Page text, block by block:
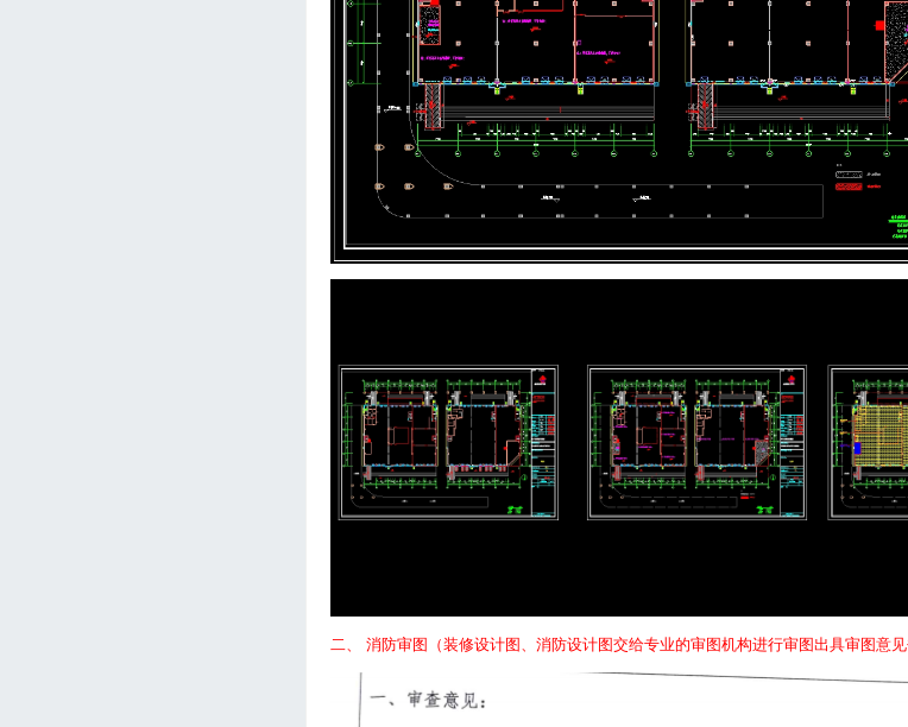
二、 消防审图（装修设计图、消防设计图交给专业的审图机构进行审图出具审图意见